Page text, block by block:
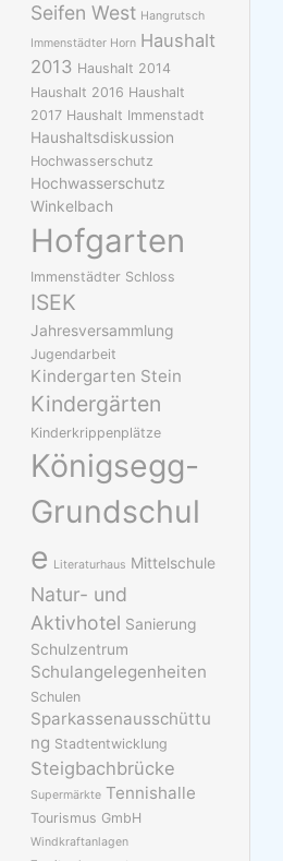
Seifen West Hangrutsch
Immenstädter Horn Haushalt
2013 Haushalt 2014
Haushalt 2016 Haushalt
2017 Haushalt Immenstadt
Haushaltsdiskussion
Hochwasserschutz
Hochwasserschutz
Winkelbach
Hofgarten
Immenstädter Schloss
ISEK
Jahresversammlung
Jugendarbeit
Kindergarten Stein
Kindergärten
Kinderkrippenplätze
Königsegg-
Grundschul
e Literaturhaus Mittelschule
Natur- und
Aktivhotel Sanierung
Schulzentrum
Schulangelegenheiten
Schulen
Sparkassenausschüttu
ng Stadtentwicklung
Steigbachbrücke
Supermärkte Tennishalle
Tourismus GmbH
Windkraftanlagen